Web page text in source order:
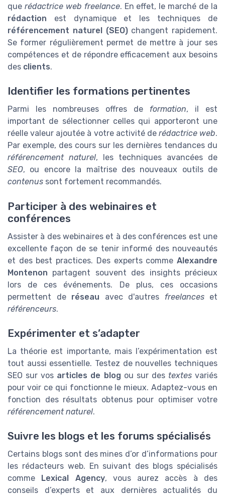
que rédactrice web freelance. En effet, le marché de la
rédaction est dynamique et les techniques de
référencement naturel (SEO)changent rapidement.
Se former régulièrement permet de mettre à jour ses
compétences et de répondre efficacement aux besoins
des clients.
Identifier les formations pertinentes
Parmi les nombreuses offres de formation, il est
important de sélectionner celles qui apporteront une
réelle valeur ajoutée à votre activité de rédactrice web.
Par exemple, des cours sur les dernières tendances du
référencement naturel, les techniques avancées de
SEO, ou encore la maîtrise des nouveaux outils de
contenus sont fortement recommandés.
Participer à des webinaires et
conférences
Assister à des webinaires et à des conférences est une
excellente façon de se tenir informé des nouveautés
et des best practices. Des experts comme Alexandre
Montenon partagent souvent des insights précieux
lors de ces événements. De plus, ces occasions
permettent de réseau avec d'autres freelanceset
référenceurs.
Expérimenter et s’adapter
La théorie est importante, mais l’expérimentation est
tout aussi essentielle. Testez de nouvelles techniques
SEO sur vos articles de blog ou sur des textesvariés
pour voir ce qui fonctionne le mieux. Adaptez-vous en
fonction des résultats obtenus pour optimiser votre
référencement naturel.
Suivre les blogs et les forums spécialisés
Certains blogs sont des mines d’or d’informations pour
les rédacteurs web. En suivant des blogs spécialisés
comme
Lexical Agency, vous aurez accès à des
conseils d’experts et aux dernières actualités du